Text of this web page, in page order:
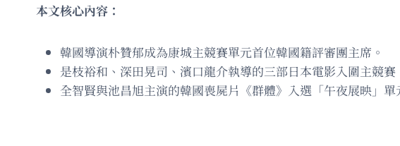
本文核心內容：
韓國導演朴贊郁成為康城主競賽單元首位韓國籍評審團主席。
是枝裕和、深田晃司、濱口龍介執導的三部日本電影入圍主競賽
全智賢與池昌旭主演的韓國喪屍片《群體》入選「午夜展映」單